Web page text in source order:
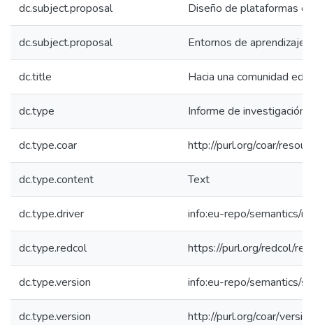
dc.subject.proposal Diseño de plataformas
dc.subject.proposal Entornos de aprendizaje
dc.title Hacia una comunidad
dc.type Informe de investigación
dc.type.coar http://purl.org/coar/
dc.type.content Text
dc.type.driver info:eu-repo/semantics/
dc.type.redcol https://purl.org/redcol/
dc.type.version info:eu-repo/semantics/
dc.type.version http://purl.org/coar/